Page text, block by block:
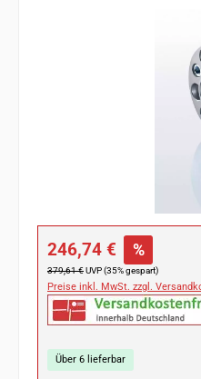
Verkaufspreis:
246,74 € %
Regulärer Preis:
379,61 €UVP (35% gespart)
Preise inkl. MwSt. zzgl.
Über 6 lieferbar